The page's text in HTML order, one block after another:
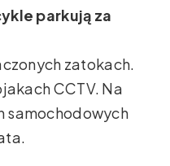
parkują za
zatokach.
CCTV. Na
samochodowych